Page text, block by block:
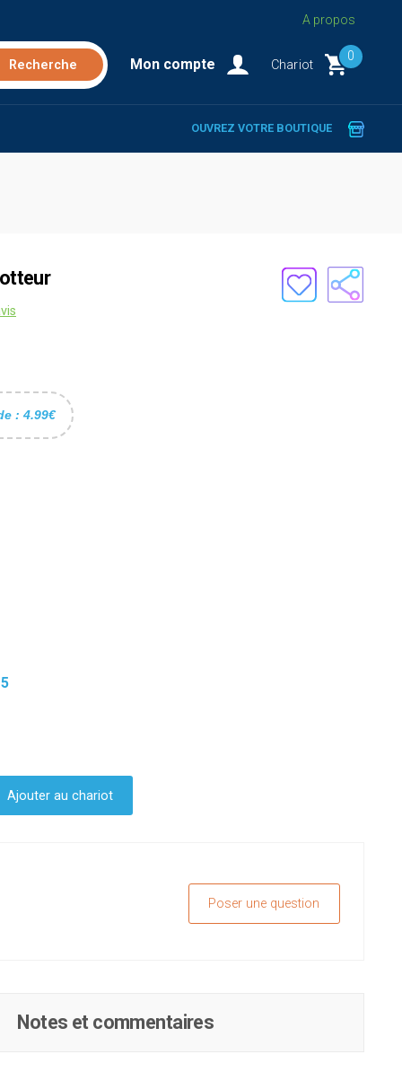
A propos
Mon compte Chariot
0
OUVREZ VOTRE BOUTIQUE
: 4.99€
Ajouter au chariot
Poser une question
Notes et commentaires